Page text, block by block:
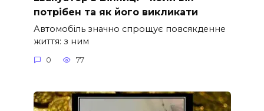
потрібен та як його викликати
Автомобіль значно спрощує повсякденне
життя: з ним
0 77